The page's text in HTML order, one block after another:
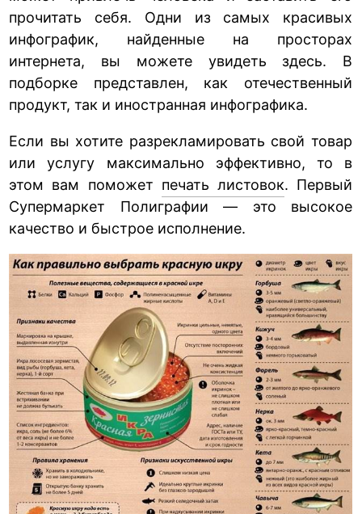
прочитать себя. Одни из самых красивых
инфографик, найденные на просторах
интернета, вы можете увидеть здесь. В
подборке представлен, как отечественный
продукт, так и иностранная инфографика.
Если вы хотите разрекламировать свой товар
или услугу максимально эффективно, то в
этом вам поможет печать листовок. Первый
Супермаркет Полиграфии — это высокое
качество и быстрое исполнение.